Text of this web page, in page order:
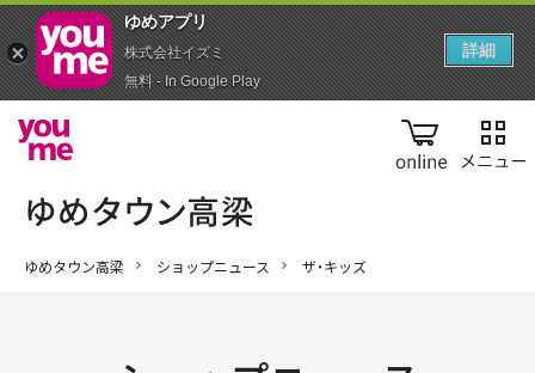
online
ゆめタウン高梁 ショップニュース ザ・キッズ
ゆめアプ‪リ‬
株式会社イズミ
無料 - In Google Play
詳細